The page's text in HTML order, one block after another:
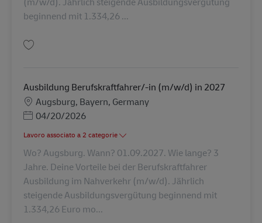
beginnend mit 1.334,26 ...
Ausbildung Berufskraftfahrer/-in (m/w/d) in 2027
SedeAugsburg, Bayern, Germany
Posted Date
04/20/2026
Lavoro associato a 2 categorie
Wo? Augsburg. Wann? 01.09.2027. Wie lange? 3
Jahre. Deine Vorteile bei der Berufskraftfahrer
Ausbildung im Nahverkehr (m/w/d). Jährlich
steigende Ausbildungsvergütung beginnend mit
1.334,26 Euro mo...